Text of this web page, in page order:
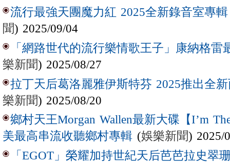
流行最強天團魔力紅 2025全新錄音室專
聞) 2025/09/04
「網路世代的流行樂情歌王子」康納格雷
樂新聞) 2025/08/27
拉丁天后葛洛麗雅伊斯特芬 2025推出全新
樂新聞) 2025/08/20
鄉村天王Morgan Wallen最新大碟【I’m
美最高串流收聽鄉村專輯 (娛樂新聞) 2025/
「EGOT」榮耀加持世紀天后芭芭拉史翠